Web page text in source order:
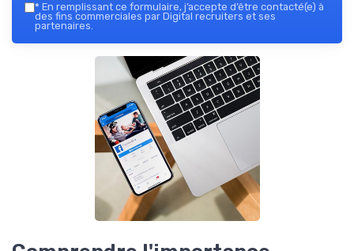
* En remplissant ce formulaire, j’accepte d’être contacté(e) à
des fins commerciales par Digital recruiters et ses
partenaires.